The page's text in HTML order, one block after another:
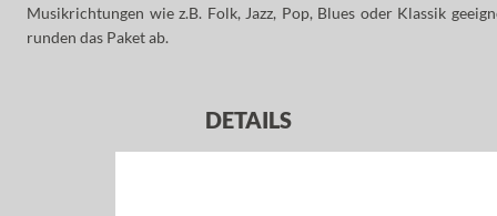
Musikrichtungen wie z.B. Folk, Jazz, Pop, Blues oder Klassik
runden das Paket ab.
DETAILS